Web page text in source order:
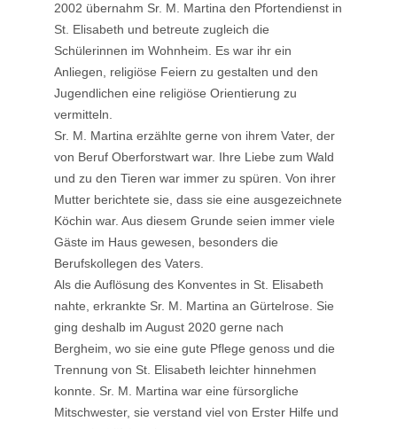
2002 übernahm Sr. M. Martina den Pfortendienst in
St. Elisabeth und betreute zugleich die
Schülerinnen im Wohnheim. Es war ihr ein
Anliegen, religiöse Feiern zu gestalten und den
Jugendlichen eine religiöse Orientierung zu
vermitteln.
Sr. M. Martina erzählte gerne von ihrem Vater, der
von Beruf Oberforstwart war. Ihre Liebe zum Wald
und zu den Tieren war immer zu spüren. Von ihrer
Mutter berichtete sie, dass sie eine ausgezeichnete
Köchin war. Aus diesem Grunde seien immer viele
Gäste im Haus gewesen, besonders die
Berufskollegen des Vaters.
Als die Auflösung des Konventes in St. Elisabeth
nahte, erkrankte Sr. M. Martina an Gürtelrose. Sie
ging deshalb im August 2020 gerne nach
Bergheim, wo sie eine gute Pflege genoss und die
Trennung von St. Elisabeth leichter hinnehmen
konnte. Sr. M. Martina war eine fürsorgliche
Mitschwester, sie verstand viel von Erster Hilfe und